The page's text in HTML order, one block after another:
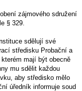
zájmového sdružení
§ 329.
sdělují své
středisku Probační a
mají být obecně
mu sdělit každou
aby středisko mělo
úředník informuje soud